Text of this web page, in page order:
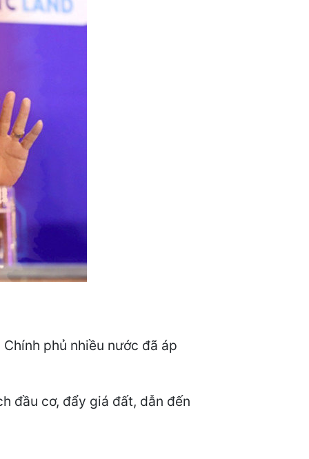
phủ nhiều nước đã áp
đầu cơ, đẩy giá đất, dẫn đến